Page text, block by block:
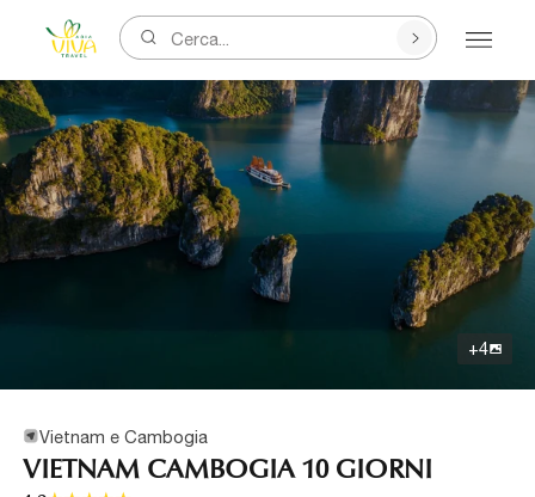
Cerca...
+4
Vietnam e Cambogia
VIETNAM CAMBOGIA 10 GIORNI